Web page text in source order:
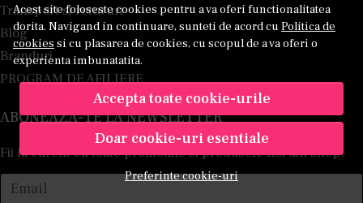
Acest site foloseste cookies pentru a va oferi functionalitatea
dorita. Navigand in continuare, sunteti de acord cu Politica de
cookies si cu plasarea de cookies, cu scopul de a va oferi o
experienta imbunatatita.
Accepta toate cookie-urile
Doar cookie-uri esentiale
Preferinte cookie-uri
Transport si retururi
Blog
Branduri
PROGRAM DE AFILIERE
ABONEAZA-TE LA NEWSLETTER
Fii la curent cu toate promotiile si produsele noi din shop!
Email